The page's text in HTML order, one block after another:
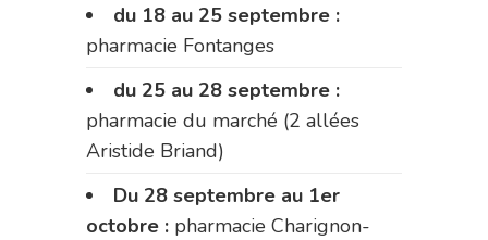
du 18 au 25 septembre :
pharmacie Fontanges
du 25 au 28 septembre :
pharmacie du marché (2 allées
Aristide Briand)
Du 28 septembre au 1er
octobre : pharmacie Charignon-